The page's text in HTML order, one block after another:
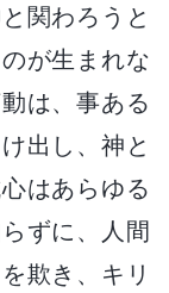
関わろうと
が生まれな
は、事ある
出し、神と
はあらゆる
ずに、人間
欺き、キリ